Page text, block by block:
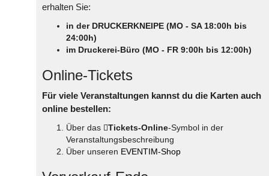
erhalten Sie:
in der DRUCKERKNEIPE (MO - SA 18:00h bis
24:00h)
im Druckerei-Büro (MO - FR 9:00h bis 12:00h)
Online-Tickets
Für viele Veranstaltungen kannst du die Karten auch
online bestellen:
Über das Tickets-Online-Symbol in der
Veranstaltungsbeschreibung
Über unseren EVENTIM-Shop